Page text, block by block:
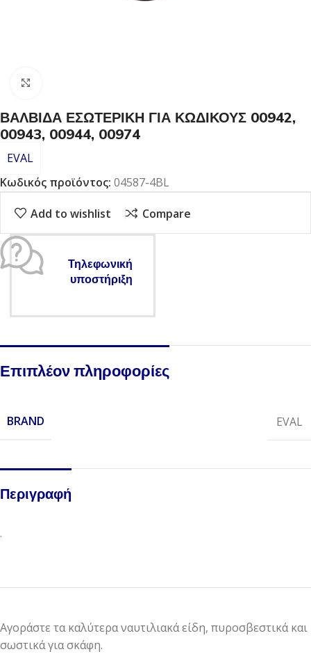
ΒΑΛΒΙΔΑ ΕΣΩΤΕΡΙΚΗ ΓΙΑ ΚΩΔΙΚΟΥΣ 00942,
00943, 00944, 00974
EVAL
Κωδικός προϊόντος: 04587-4BL
Add to wishlist Compare
Τηλεφωνική
υποστήριξη
Επιπλέον πληροφορίες
BRAND EVAL
Περιγραφή
.
Αγοράστε τα καλύτερα ναυτιλιακά είδη, πυροσβεστικά και
σωστικά για σκάφη.